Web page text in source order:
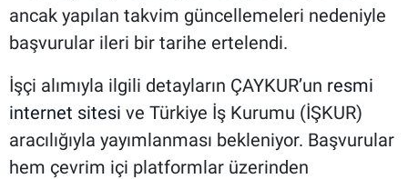
ancak yapılan takvim güncellemeleri nedeniyle
başvurular ileri bir tarihe ertelendi.
İşçi alımıyla ilgili detayların ÇAYKUR’un resmi
internet sitesi ve Türkiye İş Kurumu (İŞKUR)
aracılığıyla yayımlanması bekleniyor. Başvurular
hem çevrim içi platformlar üzerinden